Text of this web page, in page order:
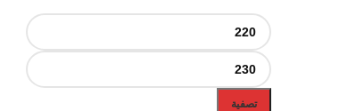
تصفية